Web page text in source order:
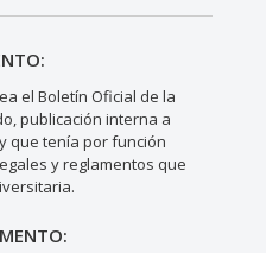
el Boletín Oficial de la
publicación interna a
que tenía por función
y reglamentos que